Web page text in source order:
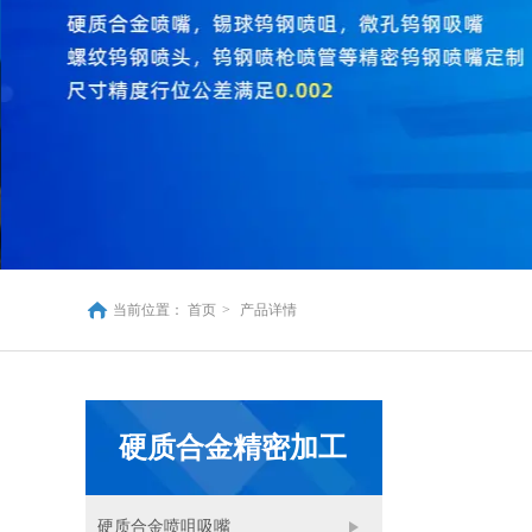
当前位置： 首页 > 产品详情
硬质合金精密加工
硬质合金喷咀吸嘴